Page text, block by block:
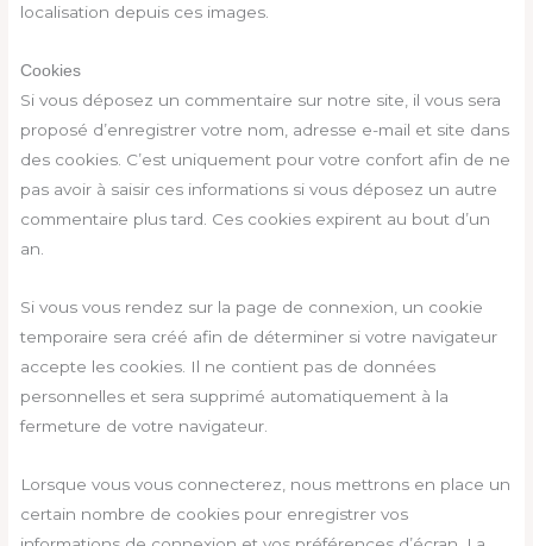
localisation depuis ces images.
Cookies
Si vous déposez un commentaire sur notre site, il vous sera
proposé d’enregistrer votre nom, adresse e-mail et site dans
des cookies. C’est uniquement pour votre confort afin de ne
pas avoir à saisir ces informations si vous déposez un autre
commentaire plus tard. Ces cookies expirent au bout d’un
an.
Si vous vous rendez sur la page de connexion, un cookie
temporaire sera créé afin de déterminer si votre navigateur
accepte les cookies. Il ne contient pas de données
personnelles et sera supprimé automatiquement à la
fermeture de votre navigateur.
Lorsque vous vous connecterez, nous mettrons en place un
certain nombre de cookies pour enregistrer vos